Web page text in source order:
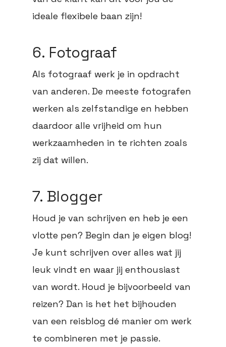
ideale flexibele baan zijn!
6. Fotograaf
Als fotograaf werk je in opdracht
van anderen. De meeste fotografen
werken als zelfstandige en hebben
daardoor alle vrijheid om hun
werkzaamheden in te richten zoals
zij dat willen.
7. Blogger
Houd je van schrijven en heb je een
vlotte pen? Begin dan je eigen blog!
Je kunt schrijven over alles wat jij
leuk vindt en waar jij enthousiast
van wordt. Houd je bijvoorbeeld van
reizen? Dan is het het bijhouden
van een reisblog dé manier om werk
te combineren met je passie.